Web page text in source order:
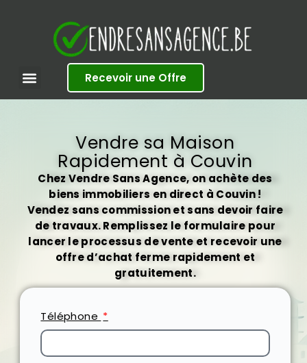
Recevoir une Offre
Vendre sa Maison
Rapidement à Couvin
Chez Vendre Sans Agence, on achète des
biens immobiliers en direct à Couvin !
Vendez sans commission et sans devoir faire
de travaux. Remplissez le formulaire pour
lancer le processus de vente et recevoir une
offre d’achat ferme rapidement et
gratuitement.
Téléphone